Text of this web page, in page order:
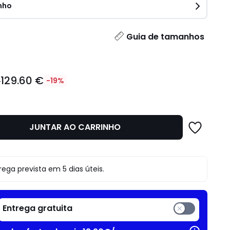
Guia de tamanhos
129.60 € -19%
JUNTAR AO CARRINHO
prevista em 5 dias úteis.
Entrega gratuita